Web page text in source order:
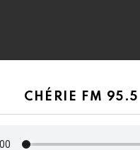
CHÉRIE FM 95.5